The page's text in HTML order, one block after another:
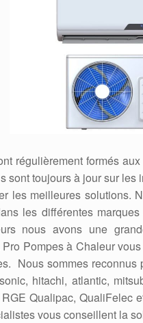
régulièrement formés
sont toujours à jour sur
les meilleures solutions.
les différentes
nous avons une
Pompes à Chaleur
Nous sommes reconnus
hitachi, atlantic,
Qualipac, QualiFelec
vous conseillent la